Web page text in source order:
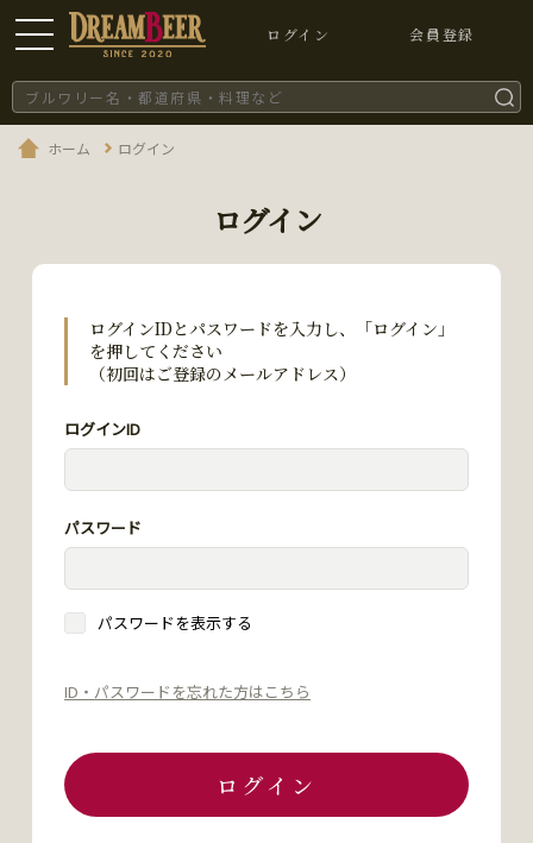
ログイン 会員登録
ホーム ログイン
ログイン
ログインIDとパスワードを入力し、「ログイン」
を押してください
（初回はご登録のメールアドレス）
ログインID
パスワード
パスワードを表示する
ID・パスワードを忘れた方はこちら
ログイン